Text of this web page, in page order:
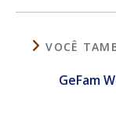
VOCÊ
GeFam